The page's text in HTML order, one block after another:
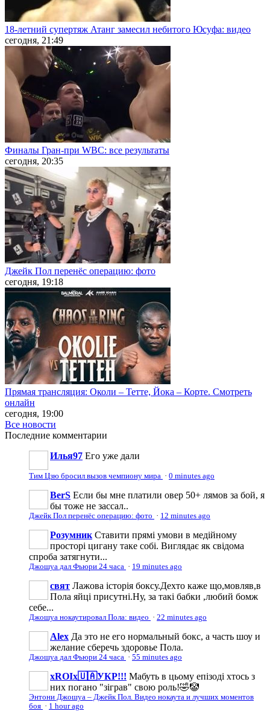
18-летний супертяж Атанг замесил небитого Юсуфа: видео
сегодня, 21:49
Финалы Гран-при WBC: все результаты
сегодня, 20:35
Джейк Пол перенёс операцию: фото
сегодня, 19:18
Прямая трансляция: Околи – Тетте, Йока – Корте. Смотреть
онлайн
сегодня, 19:00
Все новости
Последние комментарии
Илья97 Его уже дали
Тим Цзю бросил вызов чемпиону мира · 0 minutes ago
BerS Если бы мне платили овер 50+ лямов за бой, я
бы тоже не зассал..
Джейк Пол перенёс операцию: фото · 12 minutes ago
Розумник Ставити прямі умови в медійному
просторі цигану таке собі. Виглядає як свідома
спроба затягнути...
Джошуа дал Фьюри 24 часа · 19 minutes ago
свят Лажова історія боксу.Дехто каже що,мовляв,в
Пола яйці присутні.Ну, за такі бабки ,любий бомж
себе...
Джошуа нокаутировал Пола: видео · 22 minutes ago
Аlеx Да это не его нормальный бокс, а часть шоу и
желание сберечь здоровье Пола.
Джошуа дал Фьюри 24 часа · 55 minutes ago
xROIx🇺🇦УКР!!! Мабуть в цьому епізоді хтось з
них погано "зіграв" свою роль!🤣🤡
Энтони Джошуа – Джейк Пол. Видео нокаута и лучших моментов
боя · 1 hour ago